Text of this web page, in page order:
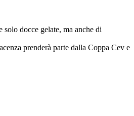
docce gelate, ma anche di
prenderà parte dalla Coppa Cev e